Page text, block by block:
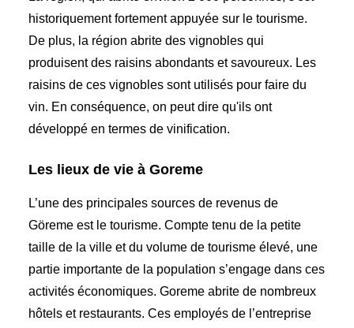
historiquement fortement appuyée sur le tourisme.
De plus, la région abrite des vignobles qui
produisent des raisins abondants et savoureux. Les
raisins de ces vignobles sont utilisés pour faire du
vin. En conséquence, on peut dire qu'ils ont
développé en termes de vinification.
Les lieux de vie à Goreme
L’une des principales sources de revenus de
Göreme est le tourisme. Compte tenu de la petite
taille de la ville et du volume de tourisme élevé, une
partie importante de la population s’engage dans ces
activités économiques. Goreme abrite de nombreux
hôtels et restaurants. Ces employés de l’entreprise